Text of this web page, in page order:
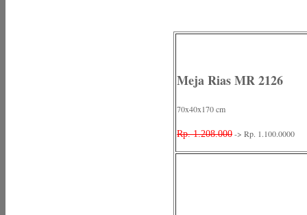
Meja Rias MR 2126
70x40x170 cm
Rp. 1.208.000 -> Rp. 1.100.0000